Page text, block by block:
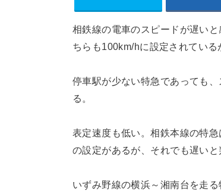
相鉄線の電車のスピードが遅い
ちらも100km/hに設定されてい
停車駅が少ない特急であっても
る。
表定速度も低い。相鉄本線の特
の設定があるが、それでも遅い
いずみ野線の横浜～湘南台を走